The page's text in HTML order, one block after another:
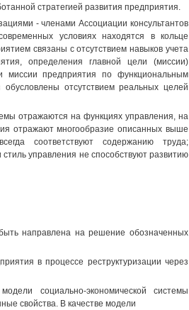
стратегией развития предприятия.
- членами Ассоциации консультантов
условиях находятся в кольце
связаны с отсутствием навыков учета
определения главной цели (миссии)
предприятия по функциональным
отсутствием реальных целей
отражаются на функциях управления, на
отражают многообразие описанных выше
соответствуют содержанию труда;
управления не способствуют развитию
направлена на решение обозначенных
в процессе реструктуризации через
социально-экономической системы
свойства. В качестве модели